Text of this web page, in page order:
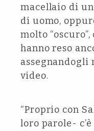
macellaio di
di uomo,
molto
hanno reso
video.
“Proprio con
loro parole-